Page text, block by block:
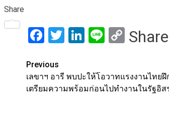
Facebook
Twitter
LinkedIn
LineCopy
Share
Post
navigation
Previous
เลขาฯ อารี พบปะให้โอวาทแรงงานไทย
เตรียมความพร้อมก่อนไปทำงานในรัฐอิส
Copy
Link
Share